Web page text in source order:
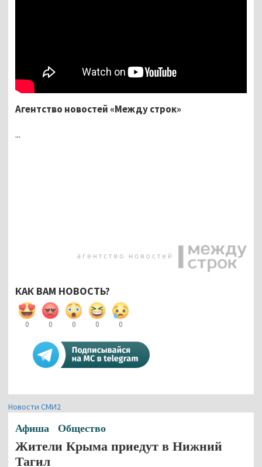
Агентство новостей «Между строк»
...
КАК ВАМ НОВОСТЬ?
0 0 0 0 0
Новости СМИ2
Афиша Общество
Жители Крыма приедут в Нижний
Тагил